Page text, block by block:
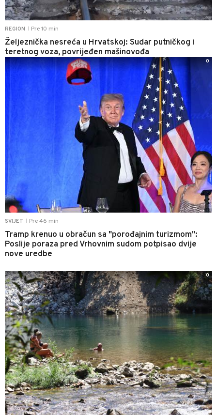
REGION Pre 10 min
Željeznička nesreća u Hrvatskoj: Sudar putničkog i
teretnog voza, povrijeđen mašinovođa
SVIJET Pre 46 min
Tramp krenuo u obračun sa "porođajnim turizmom":
Poslije poraza pred Vrhovnim sudom potpisao dvije
nove uredbe
0
0